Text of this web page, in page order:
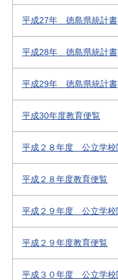
平成27年 徳島県統計書
平成28年 徳島県統計書
平成29年 徳島県統計書
平成30年度教育便覧
平成２８年度 公立学校
平成２８年度教育便覧
平成２９年度 公立学校
平成２９年度教育便覧
平成３０年度 公立学校